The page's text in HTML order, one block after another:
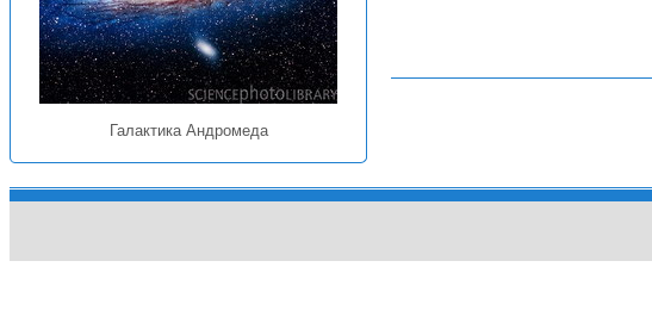
Галактика Андромеда